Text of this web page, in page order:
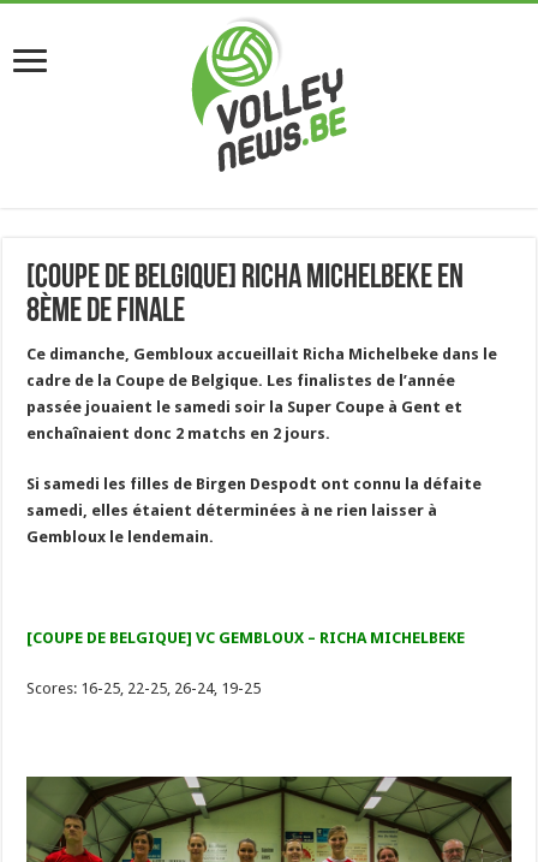
[Coupe de Belgique] Richa Michelbeke en
8ème de finale
Ce dimanche, Gembloux accueillait Richa Michelbeke dans le
cadre de la Coupe de Belgique. Les finalistes de l’année
passée jouaient le samedi soir la Super Coupe à Gent et
enchaînaient donc 2 matchs en 2 jours.
Si samedi les filles de Birgen Despodt ont connu la défaite
samedi, elles étaient déterminées à ne rien laisser à
Gembloux le lendemain.
[COUPE DE BELGIQUE] VC GEMBLOUX – RICHA MICHELBEKE
Scores: 16-25, 22-25, 26-24, 19-25